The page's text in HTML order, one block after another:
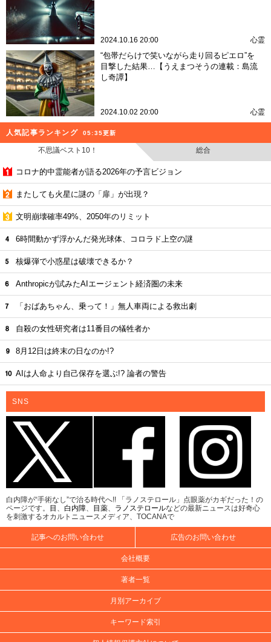
2024.10.16 20:00 心霊
“包帯だらけで笑いながら走り回るピエロ”を
目撃した結果…【うえまつそうの連載：島流
し奇譚】
2024.10.02 20:00 心霊
人気記事ランキング 05:35更新
不思議ベスト10！ 総合
コロナ的中霊能者が語る2026年の予言ビジョン
またしても火星に謎の「扉」が出現？
文明崩壊確率49%、2050年のリミット
6時間動かず浮かんだ発光球体、コロラド上空の謎
核爆弾で小惑星は破壊できるか？
Anthropicが試みたAIエージェント経済圏の未来
「おばあちゃん、乗って！」無人車両による救出劇
自殺の女性研究者は11番目の犠牲者か
8月12日は終末の日なのか!?
AIは人命より自己保存を選ぶ!? 論者の警告
SNS
白内障が“手術なし”で治る時代へ!! 「ラノステロール」点眼薬がカギだった！の
ページです。 目 白内障 目薬 ラノステロールなどの最新ニュースは好奇心
を刺激するオカルトニュースメディア、TOCANAで
記事へのお問い合わせ 広告のお問い合わせ
会社概要
著者一覧
月別アーカイブ
キーワード索引